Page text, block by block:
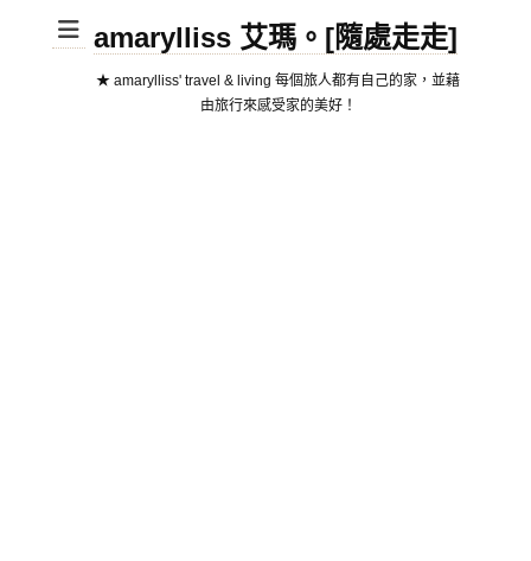
amarylliss 艾瑪。[隨處走走]
★ amarylliss' travel & living 每個旅人都有自己的家，並藉
由旅行來感受家的美好！